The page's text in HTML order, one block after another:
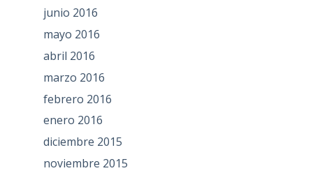
junio 2016
mayo 2016
abril 2016
marzo 2016
febrero 2016
enero 2016
diciembre 2015
noviembre 2015